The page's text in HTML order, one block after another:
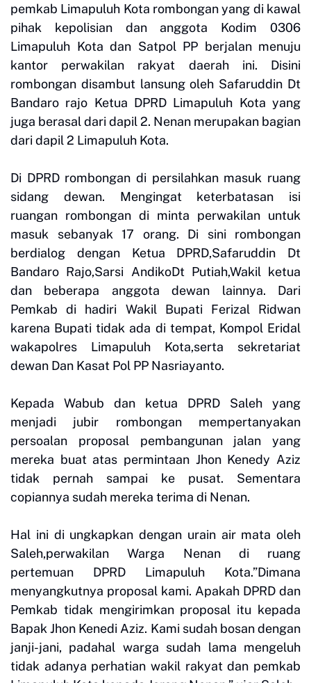
pemkab Limapuluh Kota rombongan yang di kawal
pihak kepolisian dan anggota Kodim 0306
Limapuluh Kota dan Satpol PP berjalan menuju
kantor perwakilan rakyat daerah ini. Disini
rombongan disambut lansung oleh Safaruddin Dt
Bandaro rajo Ketua DPRD Limapuluh Kota yang
juga berasal dari dapil 2. Nenan merupakan bagian
dari dapil 2 Limapuluh Kota.
Di DPRD rombongan di persilahkan masuk ruang
sidang dewan. Mengingat keterbatasan isi
ruangan rombongan di minta perwakilan untuk
masuk sebanyak 17 orang. Di sini rombongan
berdialog dengan Ketua DPRD,Safaruddin Dt
Bandaro Rajo,Sarsi AndikoDt Putiah,Wakil ketua
dan beberapa anggota dewan lainnya. Dari
Pemkab di hadiri Wakil Bupati Ferizal Ridwan
karena Bupati tidak ada di tempat, Kompol Eridal
wakapolres Limapuluh Kota,serta sekretariat
dewan Dan Kasat Pol PP Nasriayanto.
Kepada Wabub dan ketua DPRD Saleh yang
menjadi jubir rombongan mempertanyakan
persoalan proposal pembangunan jalan yang
mereka buat atas permintaan Jhon Kenedy Aziz
tidak pernah sampai ke pusat. Sementara
copiannya sudah mereka terima di Nenan.
Hal ini di ungkapkan dengan urain air mata oleh
Saleh,perwakilan Warga Nenan di ruang
pertemuan DPRD Limapuluh Kota.”Dimana
menyangkutnya proposal kami. Apakah DPRD dan
Pemkab tidak mengirimkan proposal itu kepada
Bapak Jhon Kenedi Aziz. Kami sudah bosan dengan
janji-jani, padahal warga sudah lama mengeluh
tidak adanya perhatian wakil rakyat dan pemkab